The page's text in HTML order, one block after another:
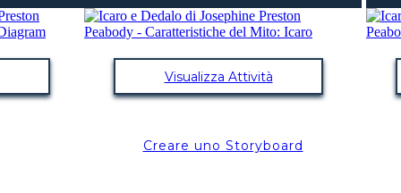
Visualizza Attività
Creare uno Storyboard